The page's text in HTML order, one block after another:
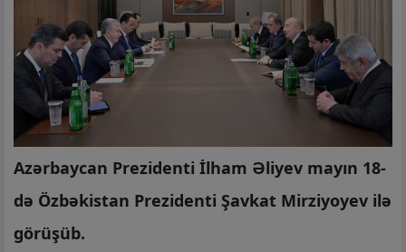
Azərbaycan Prezidenti İlham Əliyev mayın 18-
də Özbəkistan Prezidenti Şavkat Mirziyoyev ilə
görüşüb.